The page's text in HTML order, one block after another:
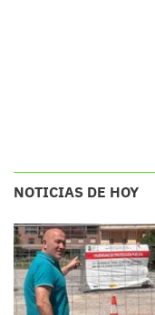
NOTICIAS DE HOY